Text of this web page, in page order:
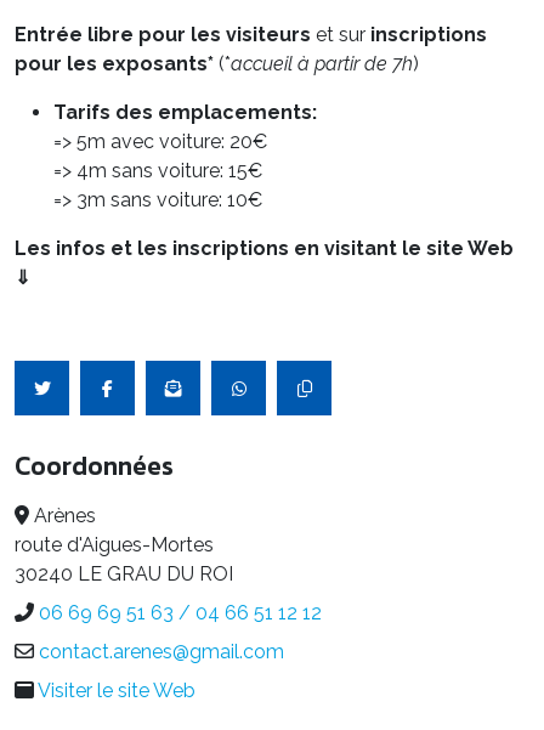
Entrée libre pour les visiteurs et sur inscriptions
pour les exposants* (*accueil à partir de 7h)
Tarifs des emplacements:
=> 5m avec voiture: 20€
=> 4m sans voiture: 15€
=> 3m sans voiture: 10€
Les infos et les inscriptions en visitant le site Web
⇓
Coordonnées
Arènes
route d'Aigues-Mortes
30240 LE GRAU DU ROI
06 69 69 51 63 / 04 66 51 12 12
contact.arenes@gmail.com
Visiter le site Web